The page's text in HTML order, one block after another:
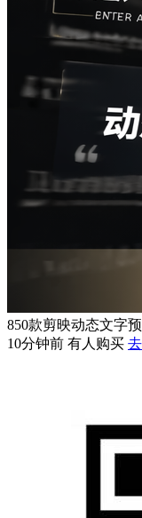
850款剪映动态文字
10分钟前 有人购买